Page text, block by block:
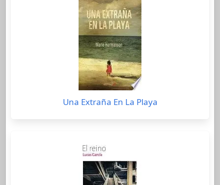
Una Extraña En La Playa